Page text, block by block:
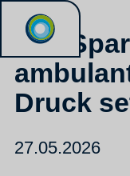
Wie
Druck
27.05.2026